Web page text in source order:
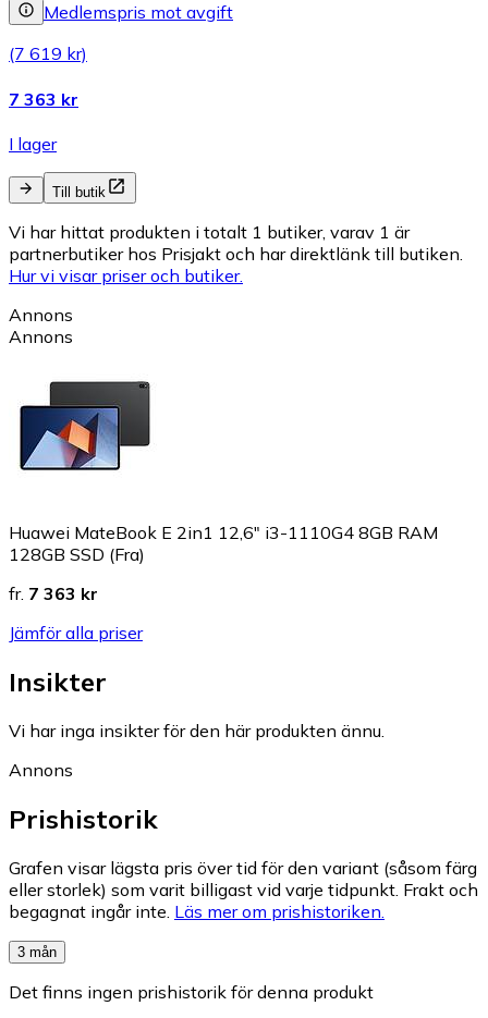
Medlemspris mot avgift
(7 619 kr)
7 363 kr
I lager
Till butik
Vi har hittat produkten i totalt 1 butiker, varav 1 är
partnerbutiker hos Prisjakt och har direktlänk till butiken.
Hur vi visar priser och butiker.
Annons
Annons
Huawei MateBook E 2in1 12,6" i3-1110G4 8GB RAM
128GB SSD (Fra)
fr. 7 363 kr
Jämför alla priser
Insikter
Vi har inga insikter för den här produkten ännu.
Annons
Prishistorik
Grafen visar lägsta pris över tid för den variant (såsom färg
eller storlek) som varit billigast vid varje tidpunkt. Frakt och
begagnat ingår inte. Läs mer om prishistoriken.
3 mån
Det finns ingen prishistorik för denna produkt